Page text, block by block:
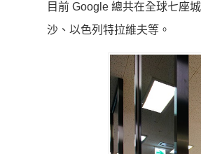
目前 Google 總共在全球七座
沙、以色列特拉維夫等。